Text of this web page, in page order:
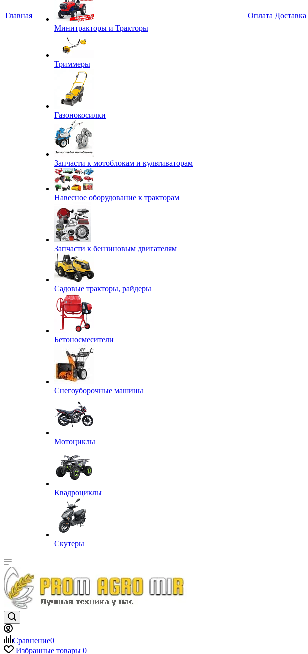
Главная
Минитракторы и Тракторы
Триммеры
Газонокосилки
Запчасти к мотоблокам и культиваторам
Навесное оборудование к тракторам
Запчасти к бензиновым двигателям
Садовые тракторы, райдеры
Бетоносмесители
Снегоуборочные машины
Мотоциклы
Квадроциклы
Скутеры
Оплата Доставка
Сравнение0
Избранные товары 0